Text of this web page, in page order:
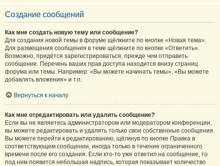
Создание сообщений
Как мне создать новую тему или сообщение?
Для создания новой темы в форуме щёлкните по кнопке «Новая тема».
Для размещения сообщения в теме щёлкните по кнопке «Ответить».
Возможно, придётся зарегистрироваться, прежде чем отправить
сообщение. Перечень ваших прав доступа находится внизу страниц
форума или темы. Например: «Вы можете начинать темы», «Вы можете
добавлять вложения» и т.п.
Вернуться к началу
Как мне отредактировать или удалить сообщение?
Если вы не являетесь администратором или модератором конференции,
вы можете редактировать и удалять только свои собственные сообщения.
Вы можете перейти к редактированию, щёлкнув по кнопке Правка в
соответствующем сообщении, иногда только в течение ограниченного
времени после его создания. Если кто-то уже ответил на сообщение, то
под ним появится небольшая надпись, которая показывает количество